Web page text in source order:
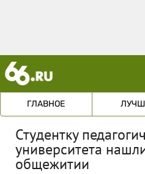
ГЛАВНОЕ
Студентку
университета
общежитии